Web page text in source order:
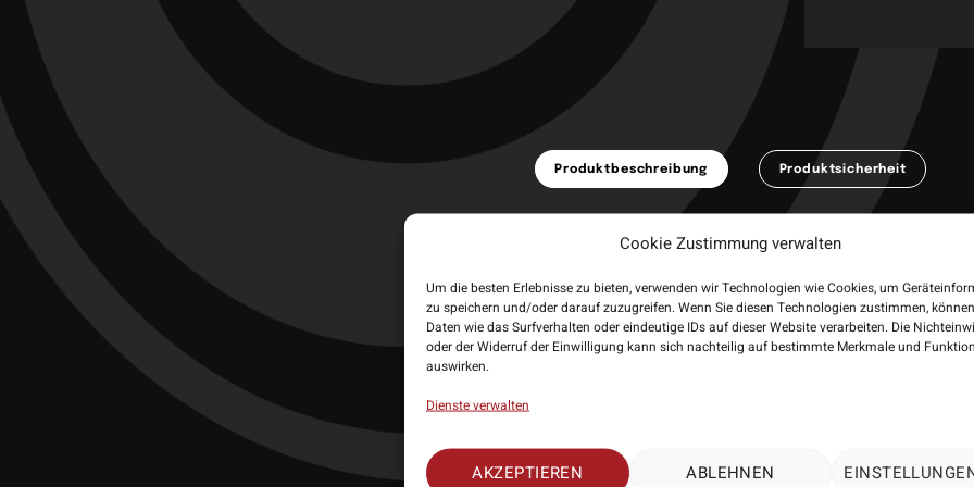
Cookie Zustimmung verwalten
Um die besten Erlebnisse zu bieten, verwenden wir Technologien wie Cookies, um
zu speichern und/oder darauf zuzugreifen. Wenn Sie diesen Technologien zustimmen,
Daten wie das Surfverhalten oder eindeutige IDs auf dieser Website verarbeiten. Die
oder der Widerruf der Einwilligung kann sich nachteilig auf bestimmte Merkmale und
auswirken.
Dienste verwalten
AKZEPTIEREN ABLEHNEN
Produktbeschreibung Produktsicherheit
Dose mit 24 Steeldarts in 19g. Ausführung: Die Steeldarts haben ein klassisches 2BA
schwarze Aluschäfte und Stahlspitze. Die Flights haben 4 verschiedene Motive.
• Hersteller: Karella
• Lieferumfang: 24 Exemplare
• Material: Metall
PASSENDES ZUBEHÖR